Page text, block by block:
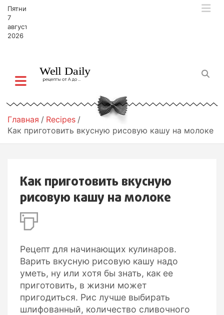
Пятница,
7
августа,
2026
Главная
Recipes
Как приготовить вкусную рисовую кашу на молоке
Как приготовить вкусную
рисовую кашу на молоке
Рецепт для начинающих кулинаров.
Варить вкусную рисовую кашу надо
уметь, ну или хотя бы знать, как ее
приготовить, в жизни может
пригодиться. Рис лучше выбирать
шлифованный, количество сливочного